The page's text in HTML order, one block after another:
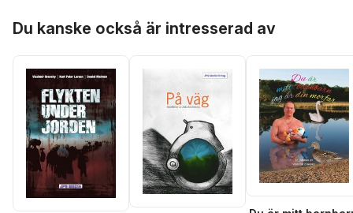
Du kanske också är intresserad av